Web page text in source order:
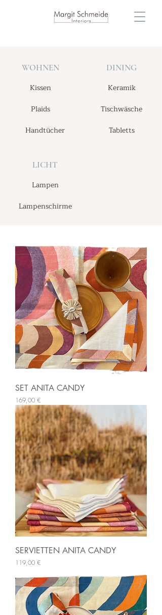
WOHNEN DINING
Kissen
Keramik
Plaids
Tischwäsche
Tabletts
Handtücher
LICHT
Lampen
Lampenschirme
SET ANITA CANDY
Preis
169,00 €
SERVIETTEN ANITA CANDY
Preis
119,00 €